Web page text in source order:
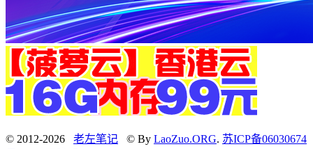
© 2012-2026 老左笔记 © By LaoZuo.ORG. 苏ICP备06030674